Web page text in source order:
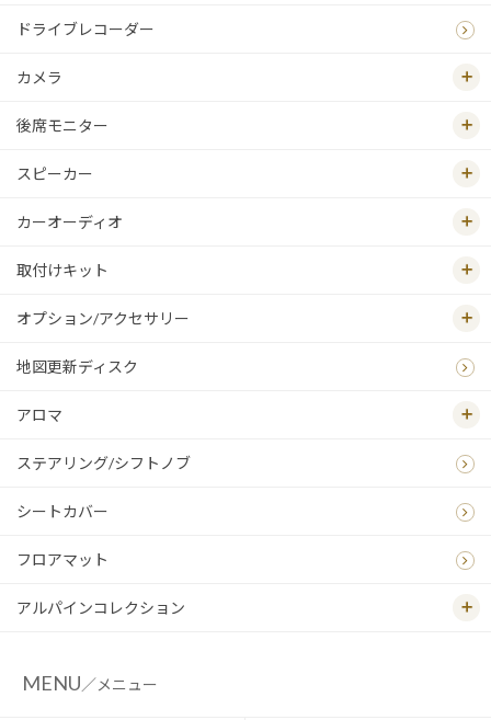
ドライブレコーダー
カメラ
後席モニター
スピーカー
カーオーディオ
取付けキット
オプション/アクセサリー
地図更新ディスク
アロマ
ステアリング/シフトノブ
シートカバー
フロアマット
アルパインコレクション
MENU／メニュー